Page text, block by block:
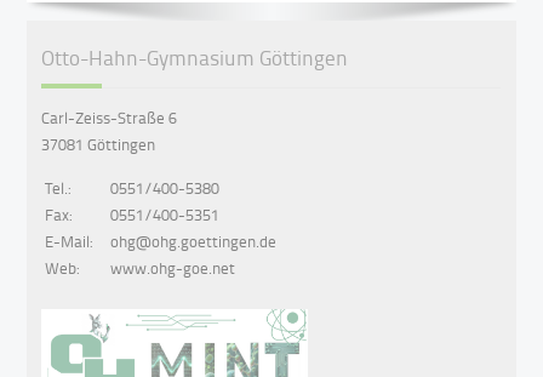
Otto-Hahn-Gymnasium Göttingen
Carl-Zeiss-Straße 6
37081 Göttingen
Tel.:
0551/400-5380
Fax:
0551/400-5351
E-Mail:
ohg@ohg.goettingen.de
Web:
www.ohg-goe.net